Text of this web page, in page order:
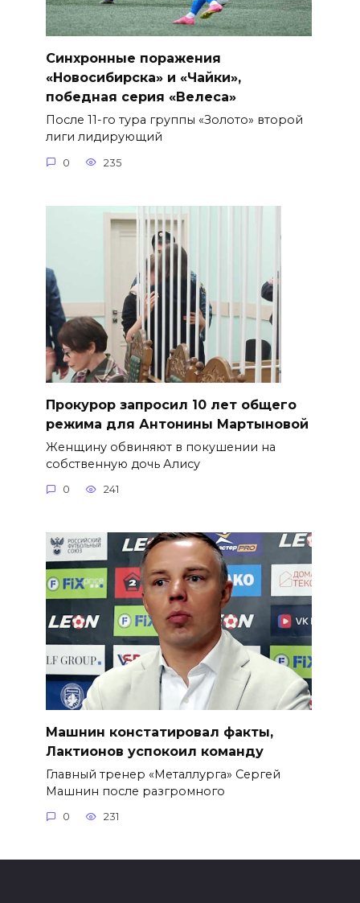
Синхронные поражения
«Новосибирска» и «Чайки»,
победная серия «Велеса»
После 11-го тура группы «Золото» второй
лиги лидирующий
0 235
​Прокурор запросил 10 лет общего
режима для Антонины Мартыновой
Женщину обвиняют в покушении на
собственную дочь Алису
0 241
Машнин констатировал факты,
Лактионов успокоил команду
Главный тренер «Металлурга» Сергей
Машнин после разгромного
0 231